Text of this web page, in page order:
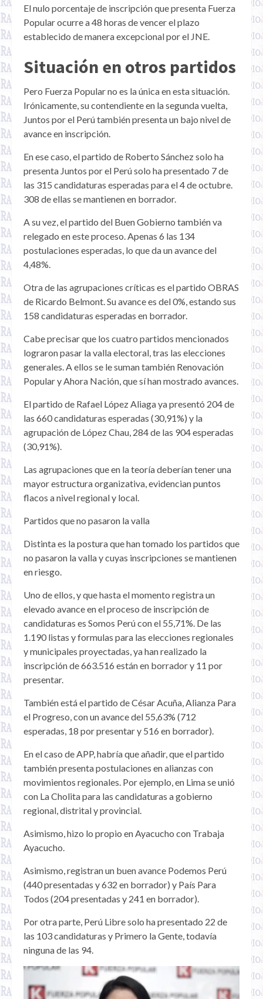
El nulo porcentaje de inscripción que presenta Fuerza
Popular ocurre a 48 horas de vencer el plazo
establecido de manera excepcional por el JNE.
Situación en otros partidos
Pero Fuerza Popular no es la única en esta situación.
Irónicamente, su contendiente en la segunda vuelta,
Juntos por el Perú también presenta un bajo nivel de
avance en inscripción.
En ese caso, el partido de Roberto Sánchez solo ha
presenta Juntos por el Perú solo ha presentado 7 de
las 315 candidaturas esperadas para el 4 de octubre.
308 de ellas se mantienen en borrador.
A su vez, el partido del Buen Gobierno también va
relegado en este proceso. Apenas 6 las 134
postulaciones esperadas, lo que da un avance del
4,48%.
Otra de las agrupaciones críticas es el partido OBRAS
de Ricardo Belmont. Su avance es del 0%, estando sus
158 candidaturas esperadas en borrador.
Cabe precisar que los cuatro partidos mencionados
lograron pasar la valla electoral, tras las elecciones
generales. A ellos se le suman también Renovación
Popular y Ahora Nación, que sí han mostrado avances.
El partido de Rafael López Aliaga ya presentó 204 de
las 660 candidaturas esperadas (30,91%) y la
agrupación de López Chau, 284 de las 904 esperadas
(30,91%).
Las agrupaciones que en la teoría deberían tener una
mayor estructura organizativa, evidencian puntos
flacos a nivel regional y local.
Partidos que no pasaron la valla
Distinta es la postura que han tomado los partidos que
no pasaron la valla y cuyas inscripciones se mantienen
en riesgo.
Uno de ellos, y que hasta el momento registra un
elevado avance en el proceso de inscripción de
candidaturas es Somos Perú con el 55,71%. De las
1.190 listas y formulas para las elecciones regionales
y municipales proyectadas, ya han realizado la
inscripción de 663.516 están en borrador y 11 por
presentar.
También está el partido de César Acuña, Alianza Para
el Progreso, con un avance del 55,63% (712
esperadas, 18 por presentar y 516 en borrador).
En el caso de APP, habría que añadir, que el partido
también presenta postulaciones en alianzas con
movimientos regionales. Por ejemplo, en Lima se unió
con La Cholita para las candidaturas a gobierno
regional, distrital y provincial.
Asimismo, hizo lo propio en Ayacucho con Trabaja
Ayacucho.
Asimismo, registran un buen avance Podemos Perú
(440 presentadas y 632 en borrador) y País Para
Todos (204 presentadas y 241 en borrador).
Por otra parte, Perú Libre solo ha presentado 22 de
las 103 candidaturas y Primero la Gente, todavía
ninguna de las 94.